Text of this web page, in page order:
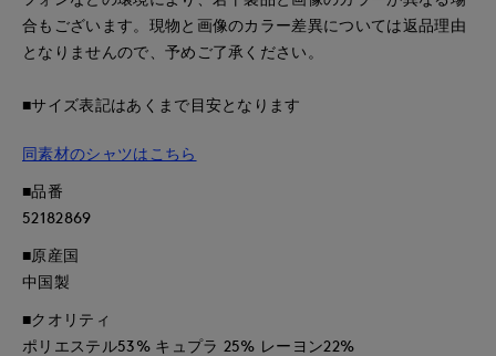
合もございます。現物と画像のカラー差異については返品理由
となりませんので、予めご了承ください。
■サイズ表記はあくまで目安となります
同素材のシャツはこちら
■品番
52182869
■原産国
中国製
■クオリティ
ポリエステル53% キュプラ 25% レーヨン22%